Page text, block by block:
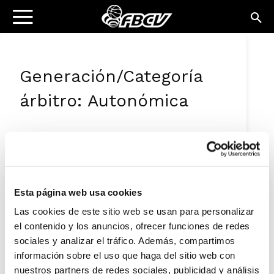
Esta página web usa cookies
Las cookies de este sitio web se usan para personalizar
el contenido y los anuncios, ofrecer funciones de redes
sociales y analizar el tráfico. Además, compartimos
información sobre el uso que haga del sitio web con
nuestros partners de redes sociales, publicidad y análisis
Generación/Categoría
árbitro: Autonómica
NO EXISTEIXEN ESDEVENIMENTS EN LA
DATA SELECCIONADA